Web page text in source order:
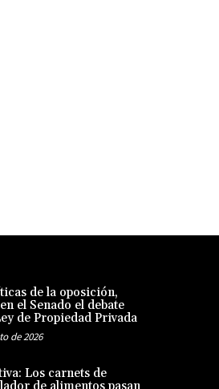
de la oposición,
el Senado el debate
de Propiedad Privada
de 2026
Los carnets de